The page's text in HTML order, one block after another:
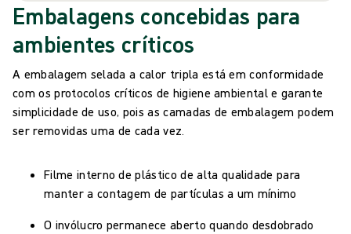
Embalagens concebidas para
ambientes críticos
A embalagem selada a calor tripla está em conformidade
com os protocolos críticos de higiene ambiental e garante
simplicidade de uso, pois as camadas de embalagem podem
ser removidas uma de cada vez.
Filme interno de plástico de alta qualidade para
manter a contagem de partículas a um mínimo
O invólucro permanece aberto quando desdobrado